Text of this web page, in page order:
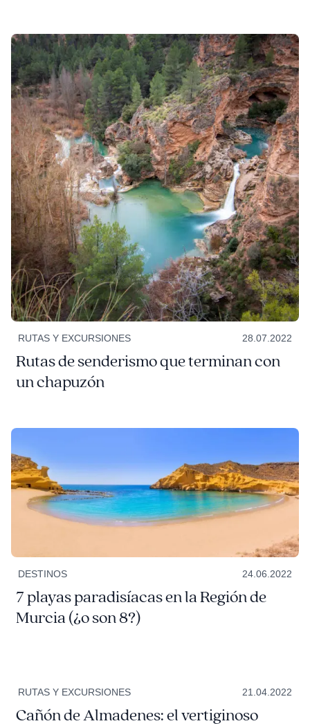
RUTAS Y EXCURSIONES 28.07.2022
Rutas de senderismo que terminan con
un chapuzón
DESTINOS 24.06.2022
7 playas paradisíacas en la Región de
Murcia (¿o son 8?)
RUTAS Y EXCURSIONES 21.04.2022
Cañón de Almadenes: el vertiginoso